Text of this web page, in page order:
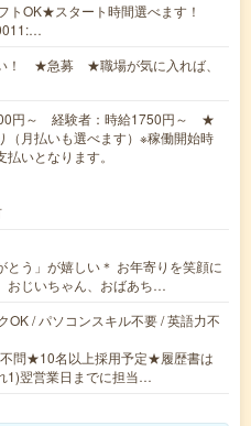
トOK★スタート時間選べます！
！ ★急募 ★職場が気に入れば、
円～ 経験者：時給1750円～ ★
（月払いも選べます）※稼働開始時
いとなります。
とう」が嬉しい＊ お年寄りを笑顔に
おじいちゃん、おばあち…
OK / パソコンスキル不要 / 英語力不
問★10名以上採用予定★履歴書は
1)翌営業日までに担当…